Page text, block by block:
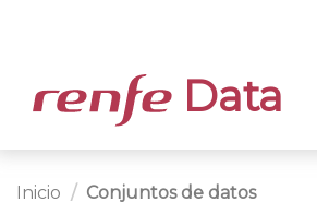
Data
Inicio Conjuntos de datos